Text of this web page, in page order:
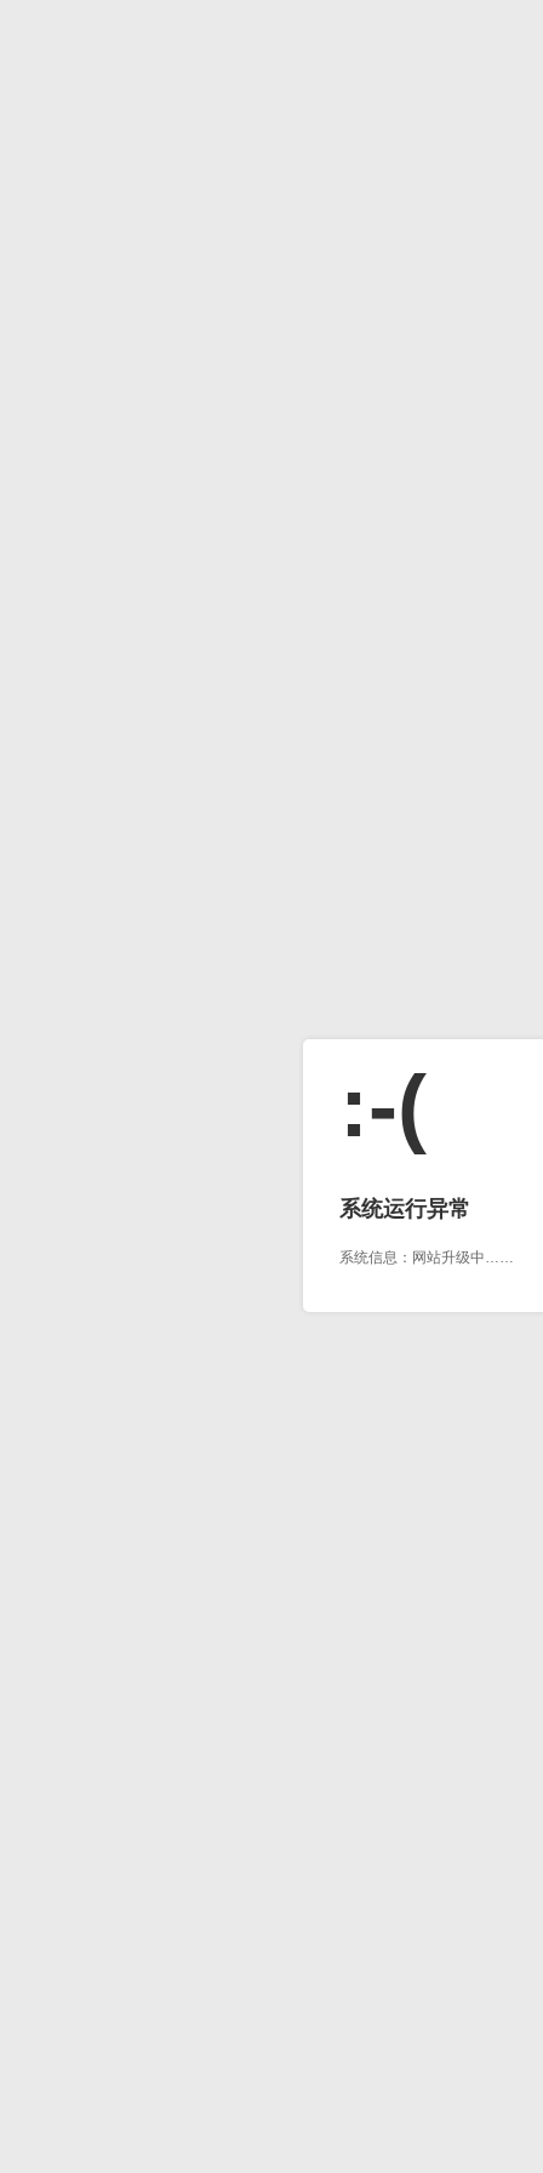
:-(
系统运行异常
系统信息：网站升级中……